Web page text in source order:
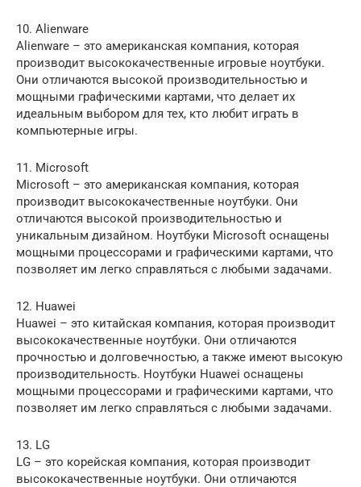
10. Alienware
Alienware – это американская компания, которая
производит высококачественные игровые ноутбуки.
Они отличаются высокой производительностью и
мощными графическими картами, что делает их
идеальным выбором для тех, кто любит играть в
компьютерные игры.
11. Microsoft
Microsoft – это американская компания, которая
производит высококачественные ноутбуки. Они
отличаются высокой производительностью и
уникальным дизайном. Ноутбуки Microsoft оснащены
мощными процессорами и графическими картами, что
позволяет им легко справляться с любыми задачами.
12. Huawei
Huawei – это китайская компания, которая производит
высококачественные ноутбуки. Они отличаются
прочностью и долговечностью, а также имеют высокую
производительность. Ноутбуки Huawei оснащены
мощными процессорами и графическими картами, что
позволяет им легко справляться с любыми задачами.
13. LG
LG – это корейская компания, которая производит
высококачественные ноутбуки. Они отличаются